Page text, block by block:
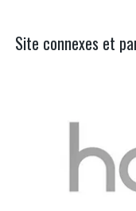
Site connexes et